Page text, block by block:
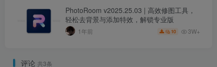
PhotoRoom v2025.25.03 | 高效修图工具，
轻松去背景与添加特效，解锁专业版
1年前 10 3W+
评论 共3条